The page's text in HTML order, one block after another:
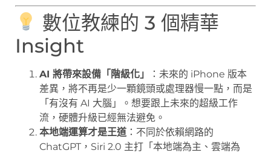
數位教練的 3 個精華
Insight
AI 將帶來設備「階級化」
：未來的 iPhone 版本
差異，將不再是少一顆鏡頭或處理器慢一點，而是
「有沒有 AI 大腦」。想要跟上未來的超級工作
流，硬體升級已經無法避免。
本地端運算才是王道 ：不同於依賴網路的
ChatGPT，Siri 2.0 主打「本地端為主、雲端為